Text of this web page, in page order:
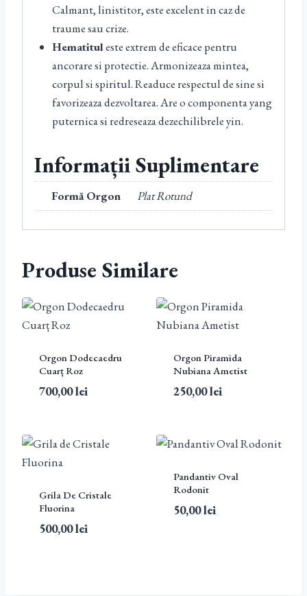
Calmant, linistitor, este excelent in caz de
traume sau crize.
Hematituleste extrem de eficace pentru
ancorare si protectie. Armonizeaza mintea,
corpul si spiritul. Readuce respectul de sine si
favorizeaza dezvoltarea. Are o componenta yang
puternica si redreseaza dezechilibrele yin.
Informații Suplimentare
Formă Orgon Plat Rotund
Produse Similare
Orgon Dodecaedru
Cuarț Roz
700,00lei
Orgon Piramida
Nubiana Ametist
250,00lei
Grila De Cristale
Fluorina
500,00lei
Pandantiv Oval
Rodonit
50,00lei